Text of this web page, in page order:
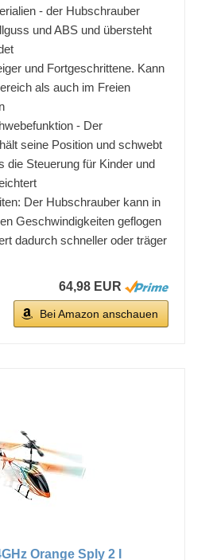
- der Hubschrauber
und ABS und übersteht
und Fortgeschrittene. Kann
als auch im Freien
- Der
seine Position und schwebt
die Steuerung für Kinder und
Der Hubschrauber kann in
Geschwindigkeiten geflogen
dadurch schneller oder träger
64,98 EUR
Bei Amazon anschauen
Orange Sply 2 I